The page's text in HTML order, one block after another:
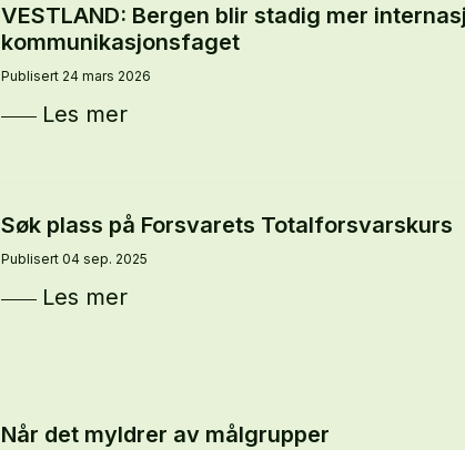
VESTLAND: Bergen blir stadig mer
kommunikasjonsfaget
Publisert 24 mars 2026
Les mer
Søk plass på Forsvarets Totalforsvarskurs
Publisert 04 sep. 2025
Les mer
Når det myldrer av målgrupper